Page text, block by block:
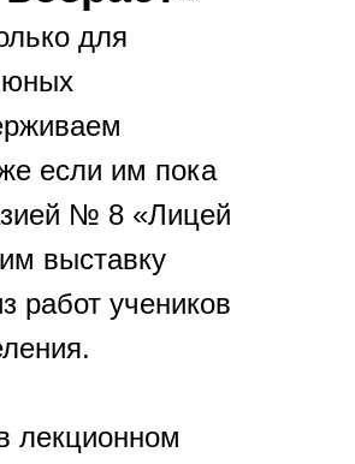
для
юных
если им пока
№ 8 «Лицей
выставку
работ учеников
лекционном